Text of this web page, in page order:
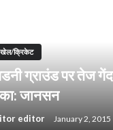
खेल/क्रिकेट
ग्राउंड पर तेज
जानसन
editor January 2, 2015